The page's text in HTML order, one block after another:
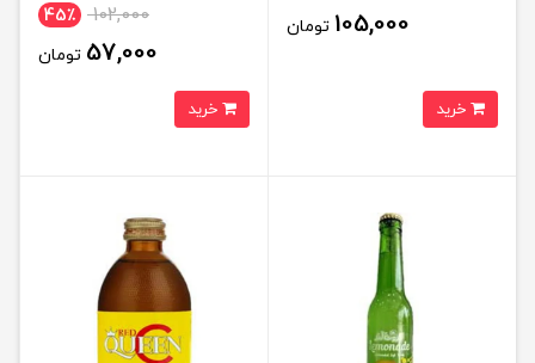
105,000 تومان 102,000 45٪
57,000 تومان